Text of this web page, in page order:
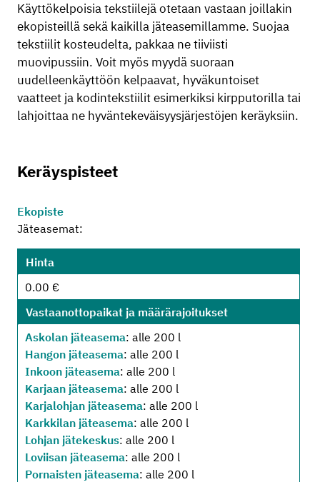
Käyttökelpoisia tekstiilejä otetaan vastaan joillakin
ekopisteillä sekä kaikilla jäteasemillamme. Suojaa
tekstiilit kosteudelta, pakkaa ne tiiviisti
muovipussiin. Voit myös myydä suoraan
uudelleenkäyttöön kelpaavat, hyväkuntoiset
vaatteet ja kodintekstiilit esimerkiksi kirpputorilla tai
lahjoittaa ne hyväntekeväisyysjärjestöjen keräyksiin.
Keräyspisteet
Ekopiste
Jäteasemat:
Hinta
0.00 €
Vastaanottopaikat ja määrärajoitukset
Askolan jäteasema: alle 200 l
Hangon jäteasema: alle 200 l
Inkoon jäteasema: alle 200 l
Karjaan jäteasema: alle 200 l
Karjalohjan jäteasema: alle 200 l
Karkkilan jäteasema: alle 200 l
Lohjan jätekeskus: alle 200 l
Loviisan jäteasema: alle 200 l
Pornaisten jäteasema: alle 200 l